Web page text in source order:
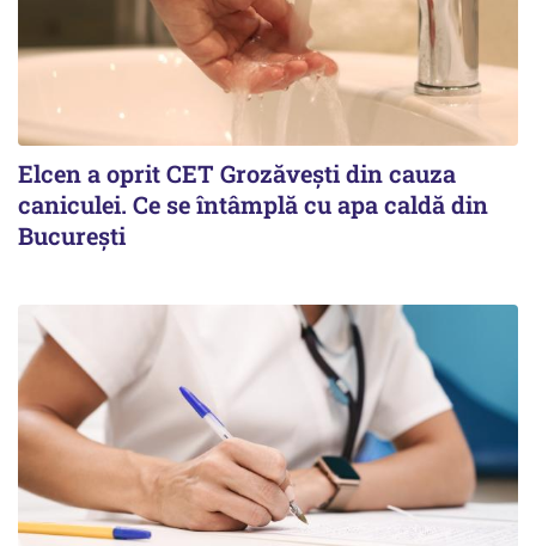
Elcen a oprit CET Grozăvești din cauza
caniculei. Ce se întâmplă cu apa caldă din
București